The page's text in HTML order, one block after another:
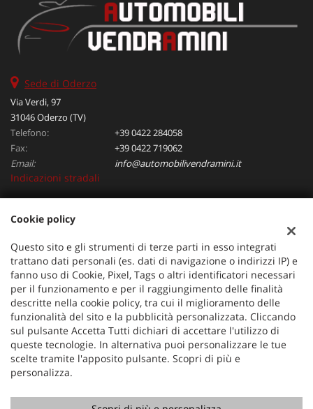
Sede di Oderzo
Via Verdi, 97
31046 Oderzo (TV)
Telefono:
+39 0422 284058
Fax:
+39 0422 719062
Email:
info@automobilivendramini.it
Indicazioni stradali
Dati fiscali:
Automobili Vendramini srl
Via Verdi, 97, Oderzo (TV)
C.F/P.IVA:04823130267
Registro delle imprese:TV
Cookie policy
Questo sito e gli strumenti di terze parti in esso integrati
trattano dati personali (es. dati di navigazione o indirizzi IP) e
fanno uso di Cookie, Pixel, Tags o altri identificatori necessari
per il funzionamento e per il raggiungimento delle finalità
descritte nella cookie policy, tra cui il miglioramento delle
funzionalità del sito e la pubblicità personalizzata. Cliccando
sul pulsante Accetta Tutti dichiari di accettare l'utilizzo di
queste tecnologie. In alternativa puoi personalizzare le tue
scelte tramite l'apposito pulsante. Scopri di più e
personalizza.